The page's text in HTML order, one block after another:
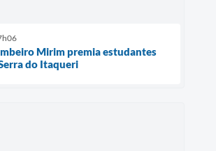
Mirim premia estudantes
do Itaqueri